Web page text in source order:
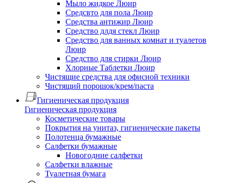
Мыло жидкое Люир
Средсвто для пола Люир
Средства антижир Люир
Средство длдя стекл Люир
Средство для ванных комнат и туалетов
Люир
Средство для стирки Люир
Хлорные Таблетки Люир
Чистящие средства для офисной техники
Чистящий порошок/крем/паста
Гигиеническая продукция
Гигиеническая продукция
Косметические товары
Покрытия на унитаз, гигиенические пакеты
Полотенца бумажные
Салфетки бумажные
Новогодние салфетки
Салфетки влажные
Туалетная бумага